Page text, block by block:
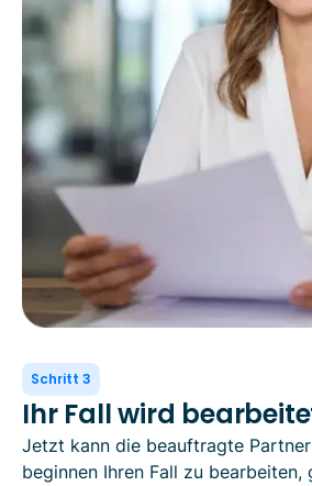
Schritt 3
Ihr Fall wird
Jetzt kann die beauftragte
beginnen Ihren Fall zu bearbeiten,